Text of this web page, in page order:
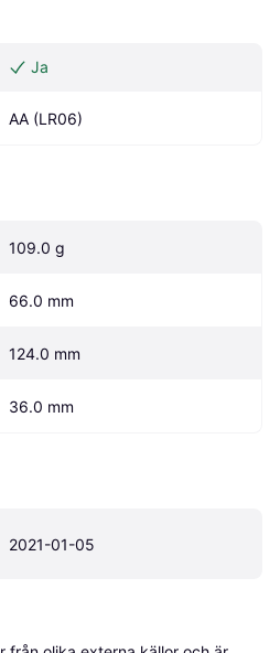
Ja
AA (LR06)
109.0 g
66.0 mm
124.0 mm
36.0 mm
2021-01-05